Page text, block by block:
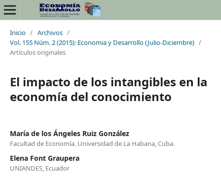
Inicio / Archivos /
Vol. 155 Núm. 2 (2015): Economia y Desarrollo (Julio-Diciembre) /
Artículos originales
El impacto de los intangibles en la
economía del conocimiento
María de los Ángeles Ruiz González
Facultad de Economía. Universidad de La Habana, Cuba.
Elena Font Graupera
UNIANDES, Ecuador